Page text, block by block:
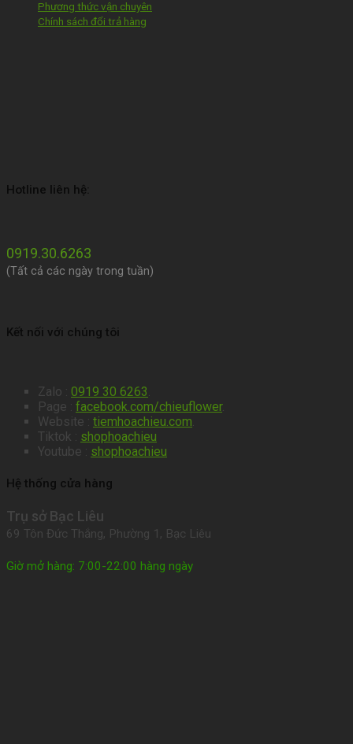
Phương thức vận chuyên
Chính sách đổi trả hàng
Hotline liên hệ:
0919.30.6263
(Tất cả các ngày trong tuần)
Kết nối với chúng tôi
Zalo : 0919 30 6263.
Page : facebook.com/chieuflower.
Website : tiemhoachieu.com.
Tiktok : shophoachieu
Youtube : shophoachieu
Hệ thống cửa hàng
Trụ sở Bạc Liêu
69 Tôn Đức Thắng, Phường 1, Bạc Liêu
Giờ mở hàng: 7:00-22:00 hàng ngày